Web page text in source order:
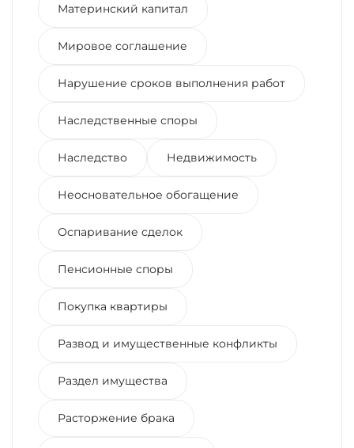
Материнский капитал
Мировое соглашение
Нарушение сроков выполнения работ
Наследственные споры
Наследство Недвижимость
Неосновательное обогащение
Оспаривание сделок
Пенсионные споры
Покупка квартиры
Развод и имущественные конфликты
Раздел имущества
Расторжение брака